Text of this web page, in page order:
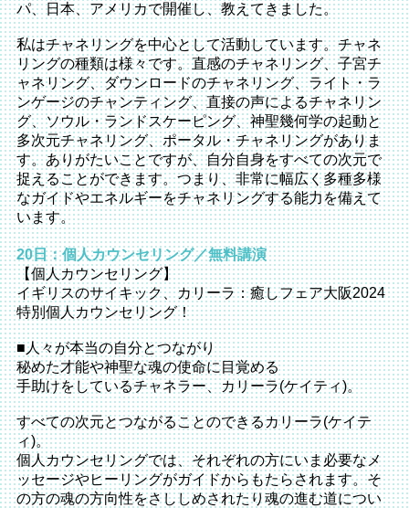
パ、日本、アメリカで開催し、教えてきました。
私はチャネリングを中心として活動しています。チャネ
リングの種類は様々です。直感のチャネリング、子宮チ
ャネリング、ダウンロードのチャネリング、ライト・ラ
ンゲージのチャンティング、直接の声によるチャネリン
グ、ソウル・ランドスケーピング、神聖幾何学の起動と
多次元チャネリング、ポータル・チャネリングがありま
す。ありがたいことですが、自分自身をすべての次元で
捉えることができます。つまり、非常に幅広く多種多様
なガイドやエネルギーをチャネリングする能力を備えて
います。
20日：個人カウンセリング／無料講演
【個人カウンセリング】
イギリスのサイキック、カリーラ：癒しフェア大阪2024
特別個人カウンセリング！
■人々が本当の自分とつながり
秘めた才能や神聖な魂の使命に目覚める
手助けをしているチャネラー、カリーラ(ケイティ)。
すべての次元とつながることのできるカリーラ(ケイテ
ィ)。
個人カウンセリングでは、それぞれの方にいま必要なメ
ッセージやヒーリングがガイドからもたらされます。そ
の方の魂の方向性をさししめされたり魂の進む道につい